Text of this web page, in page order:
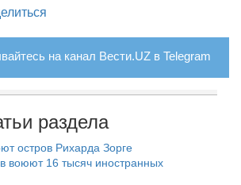
на канал Вести.UZ в Telegram
раздела
остров Рихарда Зорге
воюют 16 тысяч иностранных